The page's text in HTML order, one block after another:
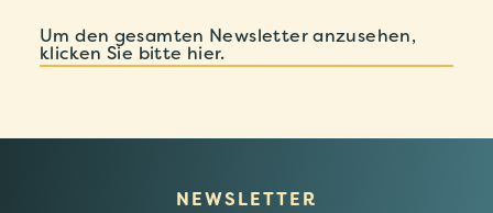
Um den gesamten Newsletter anzusehen,
klicken Sie bitte hier.
NEWSLETTER